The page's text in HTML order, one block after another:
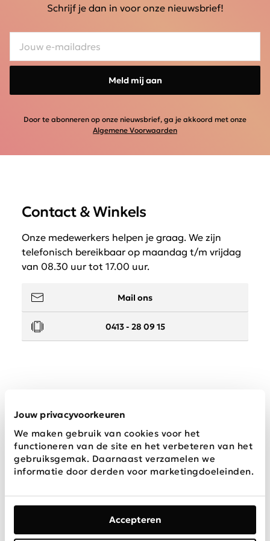
Jouw privacyvoorkeuren
We maken gebruik van cookies voor het
functioneren van de site en het verbeteren van het
gebruiksgemak. Daarnaast verzamelen we
informatie door derden voor marketingdoeleinden.
Accepteren
Schrijf je dan in voor onze nieuwsbrief!
Meld mij aan
Door te abonneren op onze nieuwsbrief, ga je akkoord met onze
Algemene Voorwaarden
Contact & Winkels
Onze medewerkers helpen je graag. We zijn
telefonisch bereikbaar op maandag t/m vrijdag
van 08.30 uur tot 17.00 uur.
Mail ons
0413 - 28 09 15
Wij zijn Schijvens mode
Algemene Privacy & Disclaimer